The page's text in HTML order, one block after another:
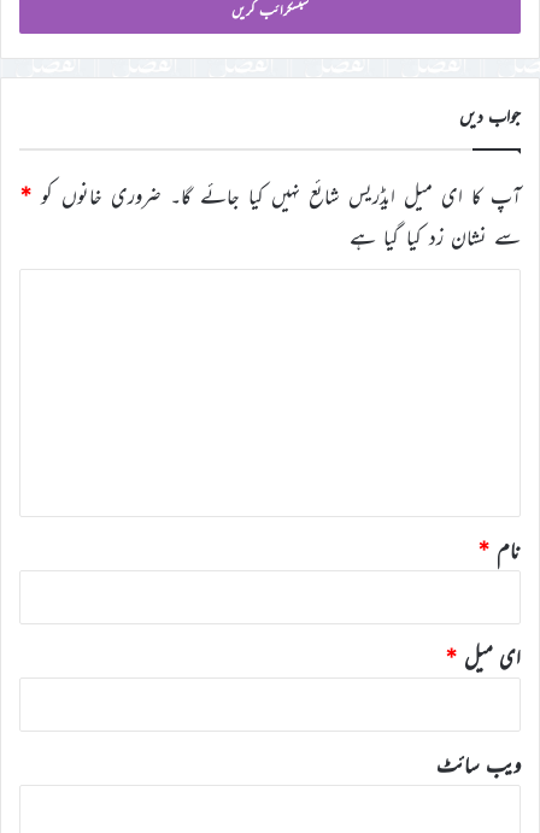
ڈی
درج
کریں
جواب دیں
آپ کا ای میل ایڈریس شائع نہیں کیا جائے گا۔ ضروری خانوں کو *
سے نشان زد کیا گیا ہے
نام *
ای میل *
ویب‌ سائٹ